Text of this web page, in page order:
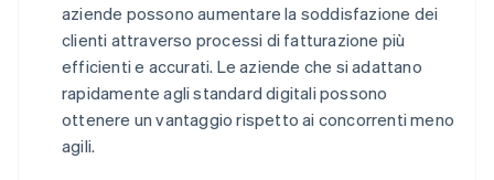
aziende possono aumentare la soddisfazione dei
clienti attraverso processi di fatturazione più
efficienti e accurati. Le aziende che si adattano
rapidamente agli standard digitali possono
ottenere un vantaggio rispetto ai concorrenti meno
agili.